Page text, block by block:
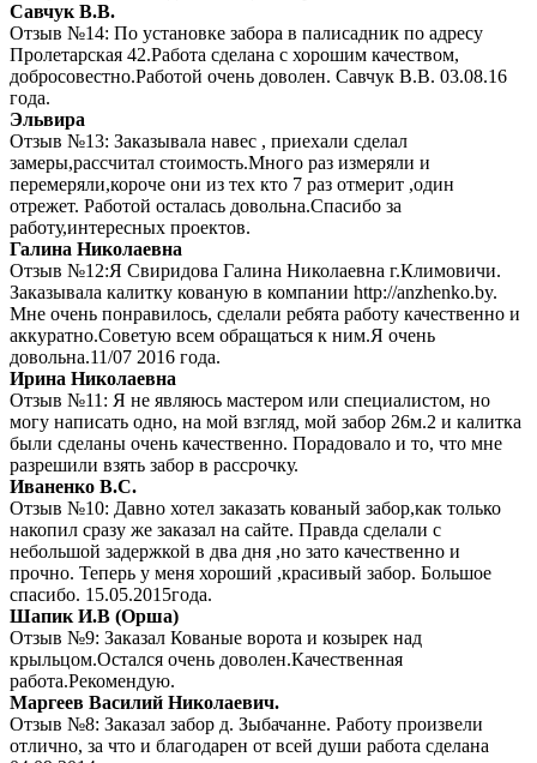
Савчук В.В.
Отзыв №14: По установке забора в палисадник по адресу
Пролетарская 42.Работа сделана с хорошим качеством,
добросовестно.Работой очень доволен. Савчук В.В. 03.08.16
года.
Эльвира
Отзыв №13: Заказывала навес , приехали сделал
замеры,рассчитал стоимость.Много раз измеряли и
перемеряли,короче они из тех кто 7 раз отмерит ,один
отрежет. Работой осталась довольна.Спасибо за
работу,интересных проектов.
Галина Николаевна
Отзыв №12:Я Свиридова Галина Николаевна г.Климовичи.
Заказывала калитку кованую в компании http://anzhenko.by.
Мне очень понравилось, сделали ребята работу качественно и
аккуратно.Советую всем обращаться к ним.Я очень
довольна.11/07 2016 года.
Ирина Николаевна
Отзыв №11: Я не являюсь мастером или специалистом, но
могу написать одно, на мой взгляд, мой забор 26м.2 и калитка
были сделаны очень качественно. Порадовало и то, что мне
разрешили взять забор в рассрочку.
Иваненко В.С.
Отзыв №10: Давно хотел заказать кованый забор,как только
накопил сразу же заказал на сайте. Правда сделали с
небольшой задержкой в два дня ,но зато качественно и
прочно. Теперь у меня хороший ,красивый забор. Большое
спасибо. 15.05.2015года.
Шапик И.В (Орша)
Отзыв №9: Заказал Кованые ворота и козырек над
крыльцом.Остался очень доволен.Качественная
работа.Рекомендую.
Маргеев Василий Николаевич.
Отзыв №8: Заказал забор д. Зыбачанне. Работу произвели
отлично, за что и благодарен от всей души работа сделана